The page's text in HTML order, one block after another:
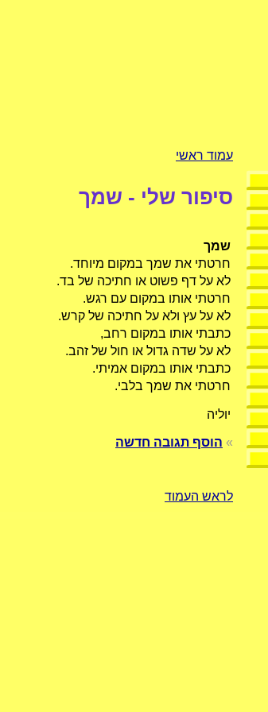
עמוד ראשי
סיפור שלי - שמך
שמך
חרטתי את שמך במקום מיוחד.
לא על דף פשוט או חתיכה של בד.
חרטתי אותו במקום עם רגש.
לא על עץ ולא על חתיכה של קרש.
כתבתי אותו במקום רחב,
לא על שדה גדול או חול של זהב.
כתבתי אותו במקום אמיתי.
חרטתי את שמך בלבי.
יוליה
» הוסף תגובה חדשה
לראש העמוד